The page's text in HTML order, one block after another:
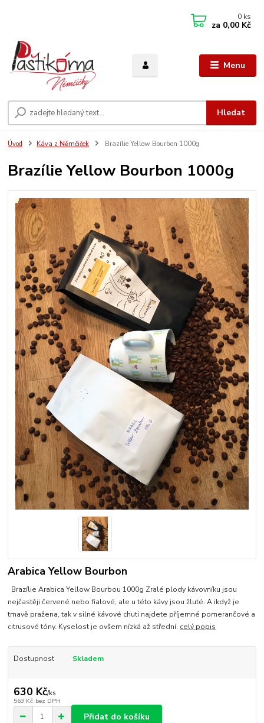
Menu
Hledat
0 ks
za 0,00 Kč
Úvod Káva z Němčiček Brazílie Yellow Bourbon 1000g
Brazílie Yellow Bourbon 1000g
Arabica Yellow Bourbon
Brazílie Arabica Yellow Bourbou 1000g Zralé plody kávovníku jsou
nejčastěji červené nebo fialové, ale u této kávy jsou žluté. A ikdyž je
tmavě pražena, tak v silné kávové chuti najdete příjemné pomerančové a
citrusové tóny. Kyselost je ovšem nízká až střední. celý popis
Dostupnost Skladem
630 Kč/ks
563 Kč bez DPH
Přidat do košíku